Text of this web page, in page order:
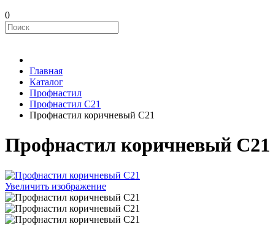
0
Главная
Каталог
Профнастил
Профнастил С21
Профнастил коричневый С21
Профнастил коричневый С21
Увеличить изображение